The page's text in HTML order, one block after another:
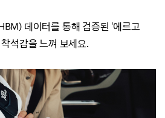
데이터를 통해 검증된 '에르고
석감을 느껴 보세요.